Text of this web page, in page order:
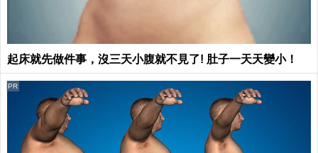
起床就先做件事，沒三天小腹就不見了! 肚子一天天變小！
PR